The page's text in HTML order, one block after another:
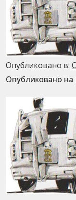
Опубликовано в:
Опубликовано на